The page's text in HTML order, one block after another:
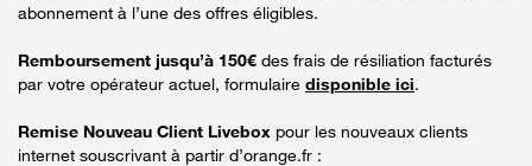
abonnement à l’une des offres éligibles.
Remboursement jusqu’à 150€ des frais de résiliation facturés
par votre opérateur actuel, formulaire disponible ici.
Remise Nouveau Client Livebox pour les nouveaux clients
internet souscrivant à partir d’orange.fr :